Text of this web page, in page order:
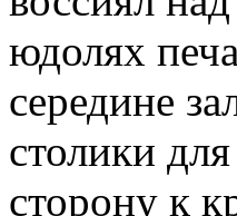
юдолях
середине
столики
сторону к